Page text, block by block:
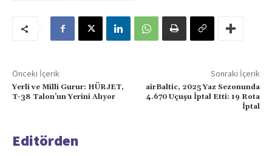
Önceki İçerik
Yerli ve Milli Gurur: HÜRJET,
T-38 Talon’un Yerini Alıyor
Sonraki İçerik
airBaltic, 2025 Yaz Sezonunda
4.670 Uçuşu İptal Etti: 19 Rota
İptal
Editörden